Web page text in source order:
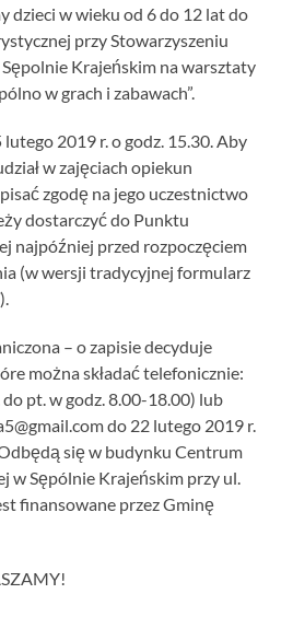
dzieci w wieku od 6 do 12 lat do
przy Stowarzyszeniu
Krajeńskim na warsztaty
w grach i zabawach”.
2019 r. o godz. 15.30. Aby
w zajęciach opiekun
zgodę na jego uczestnictwo
dostarczyć do Punktu
najpóźniej przed rozpoczęciem
(w wersji tradycyjnej formularz
– o zapisie decyduje
można składać telefonicznie:
pt. w godz. 8.00-18.00) lub
do 22 lutego 2019 r.
się w budynku Centrum
w Sępólnie Krajeńskim przy ul.
finansowane przez Gminę